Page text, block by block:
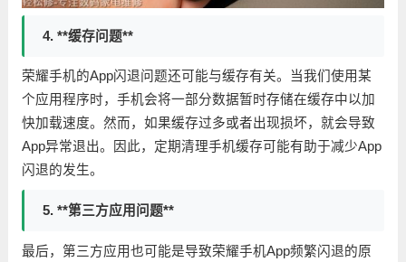
4. **缓存问题**
荣耀手机的App闪退问题还可能与缓存有关。当我们使用某
个应用程序时，手机会将一部分数据暂时存储在缓存中以加
快加载速度。然而，如果缓存过多或者出现损坏，就会导致
App异常退出。因此，定期清理手机缓存可能有助于减少App
闪退的发生。
5. **第三方应用问题**
最后，第三方应用也可能是导致荣耀手机App频繁闪退的原